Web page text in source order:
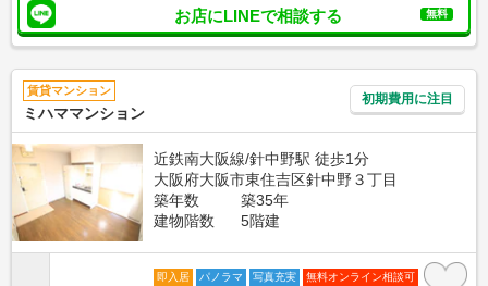
お店にLINEで相談する 無料
賃貸マンション
ミハママンション
初期費用に注目
近鉄南大阪線/針中野駅 徒歩1分
大阪府大阪市東住吉区針中野３丁目
築年数
築35年
建物階数
5階建
即入居 パノラマ 写真充実 無料オンライン相談可